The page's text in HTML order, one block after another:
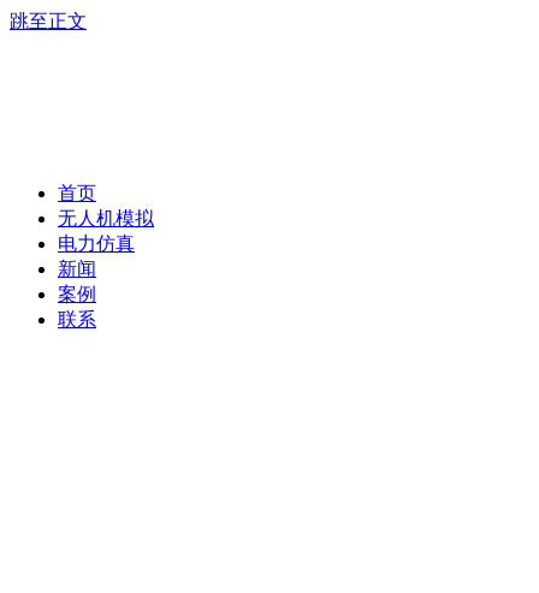
跳至正文
首页
无人机模拟
电力仿真
新闻
案例
联系